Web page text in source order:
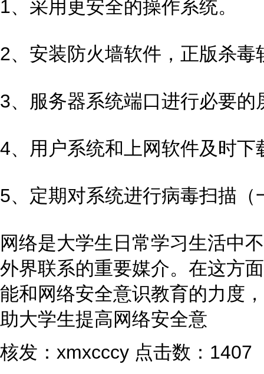
1、采用更安全的操作系统。
2、安装防火墙软件，正版杀毒
3、服务器系统端口进行必要
4、用户系统和上网软件及时下
5、定期对系统进行病毒扫描（
网络是大学生日常学习生活中
外界联系的重要媒介。在这方
能和网络安全意识教育的力度
助大学生提高网络安全意
核发：xmxcccy 点击数：1407